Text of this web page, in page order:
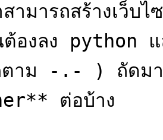
สามารถสร้างเว็
นต้องลง
ตาม -.- ) ถัดมาเ
ต่อบ้าง